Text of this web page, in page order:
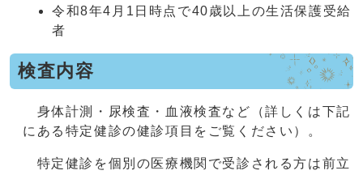
令和8年4月1日時点で40歳以上の生活保護受給
者
検査内容
身体計測・尿検査・血液検査など（詳しくは下記
にある特定健診の健診項目をご覧ください）。
特定健診を個別の医療機関で受診される方は前立